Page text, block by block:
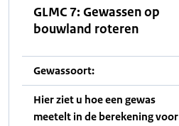
GLMC 7: Gewassen op
bouwland roteren
Gewassoort:
Hier ziet u hoe een gewas
meetelt in de berekening voor